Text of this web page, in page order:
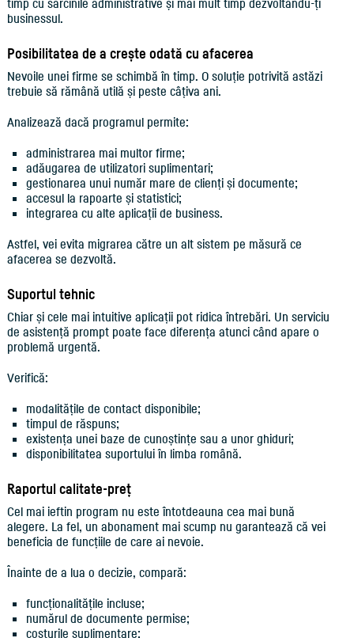
timp cu sarcinile administrative și mai mult timp dezvoltându-ți
businessul.
Posibilitatea de a crește odată cu afacerea
Nevoile unei firme se schimbă în timp. O soluție potrivită astăzi
trebuie să rămână utilă și peste câțiva ani.
Analizează dacă programul permite:
administrarea mai multor firme;
adăugarea de utilizatori suplimentari;
gestionarea unui număr mare de clienți și documente;
accesul la rapoarte și statistici;
integrarea cu alte aplicații de business.
Astfel, vei evita migrarea către un alt sistem pe măsură ce
afacerea se dezvoltă.
Suportul tehnic
Chiar și cele mai intuitive aplicații pot ridica întrebări. Un serviciu
de asistență prompt poate face diferența atunci când apare o
problemă urgentă.
Verifică:
modalitățile de contact disponibile;
timpul de răspuns;
existența unei baze de cunoștințe sau a unor ghiduri;
disponibilitatea suportului în limba română.
Raportul calitate-preț
Cel mai ieftin program nu este întotdeauna cea mai bună
alegere. La fel, un abonament mai scump nu garantează că vei
beneficia de funcțiile de care ai nevoie.
Înainte de a lua o decizie, compară:
funcționalitățile incluse;
numărul de documente permise;
costurile suplimentare;